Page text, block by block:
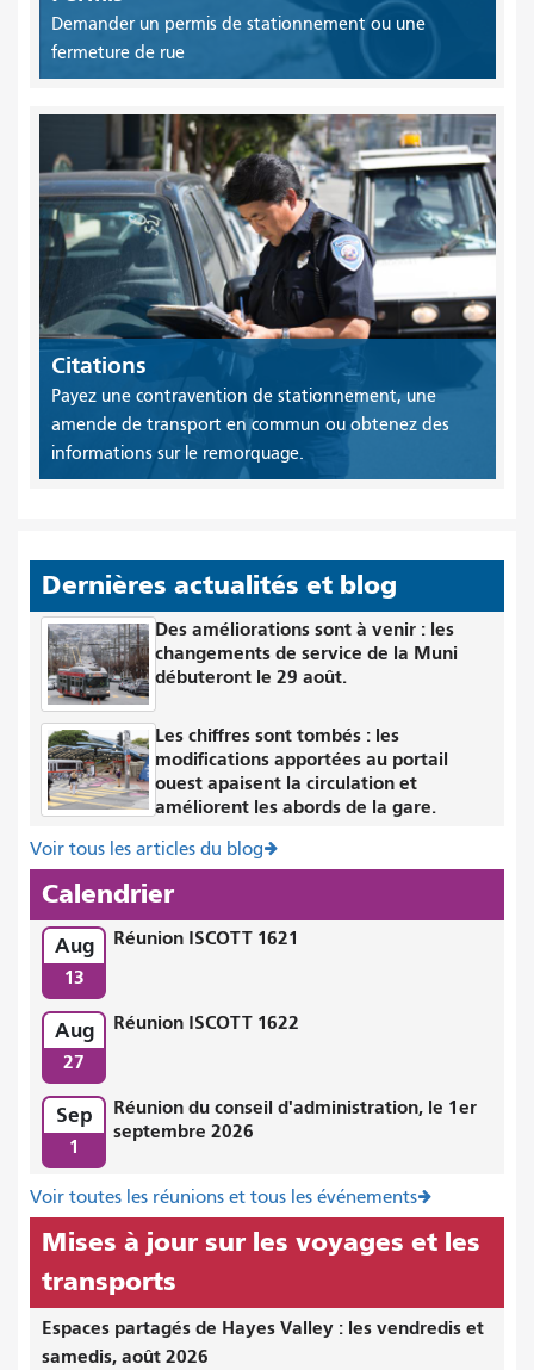
Demander un permis de stationnement ou une
fermeture de rue
Citations
Payez une contravention de stationnement, une
amende de transport en commun ou obtenez des
informations sur le remorquage.
Dernières actualités et blog
Des améliorations sont à venir : les
changements de service de la Muni
débuteront le 29 août.
Les chiffres sont tombés : les
modifications apportées au portail
ouest apaisent la circulation et
améliorent les abords de la gare.
Voir tous les articles du blog
Calendrier
Aug
13
Réunion ISCOTT 1621
Aug
27
Réunion ISCOTT 1622
Sep
1
Réunion du conseil d'administration, le 1er
septembre 2026
Voir toutes les réunions et tous les événements
Mises à jour sur les voyages et les
transports
Espaces partagés de Hayes Valley : les vendredis et
samedis, août 2026